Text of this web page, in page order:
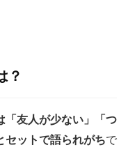
？
「友人が少ない」「つ
セットで語られがちで